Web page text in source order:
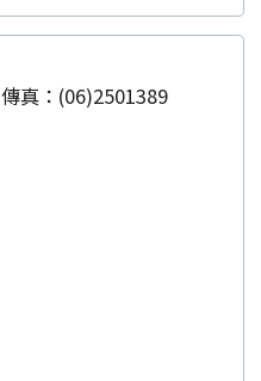
傳真：(06)2501389